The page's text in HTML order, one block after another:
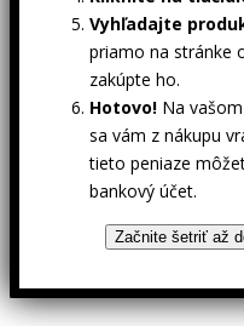
Vyhľadajte
priamo na stránke
zakúpte ho.
Hotovo! Na
sa vám z nákupu
tieto peniaze
bankový účet.
Začnite šetriť až